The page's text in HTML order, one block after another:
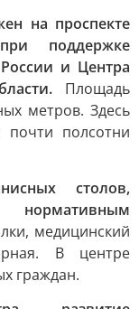
на проспекте
поддержке
и Центра
Площадь
метров. Здесь
почти полсотни
столов,
медицинский
В центре
граждан.